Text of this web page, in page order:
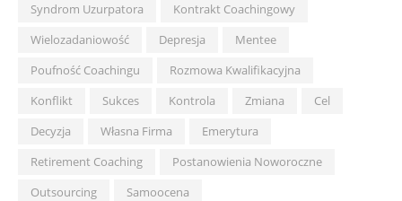
Syndrom Uzurpatora
Kontrakt Coachingowy
Wielozadaniowość
Depresja
Mentee
Poufność Coachingu
Rozmowa Kwalifikacyjna
Konflikt
Sukces Kontrola Zmiana
Cel
Decyzja
Własna Firma
Emerytura
Retirement Coaching
Postanowienia Noworoczne
Outsourcing
Samoocena